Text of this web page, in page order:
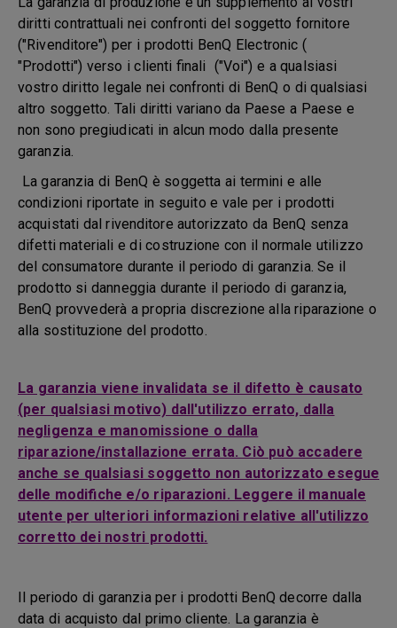
diritti contrattuali nei confronti del soggetto fornitore
("Rivenditore") per i prodotti BenQ Electronic (
"Prodotti") verso i clienti finali ("Voi") e a qualsiasi
vostro diritto legale nei confronti di BenQ o di qualsiasi
altro soggetto. Tali diritti variano da Paese a Paese e
non sono pregiudicati in alcun modo dalla presente
garanzia.
La garanzia di BenQ è soggetta ai termini e alle
condizioni riportate in seguito e vale per i prodotti
acquistati dal rivenditore autorizzato da BenQ senza
difetti materiali e di costruzione con il normale utilizzo
del consumatore durante il periodo di garanzia. Se il
prodotto si danneggia durante il periodo di garanzia,
BenQ provvederà a propria discrezione alla riparazione o
alla sostituzione del prodotto.
La garanzia viene invalidata se il difetto è causato
(per qualsiasi motivo) dall'utilizzo errato, dalla
negligenza e manomissione o dalla
riparazione/installazione errata. Ciò può accadere
anche se qualsiasi soggetto non autorizzato esegue
delle modifiche e/o riparazioni. Leggere il manuale
utente per ulteriori informazioni relative all'utilizzo
corretto dei nostri prodotti.
Il periodo di garanzia per i prodotti BenQ decorre dalla
data di acquisto dal primo cliente. La garanzia è